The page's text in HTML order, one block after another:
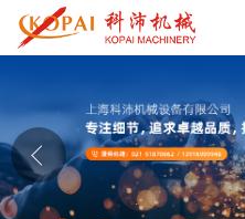
公司介绍
公司动态